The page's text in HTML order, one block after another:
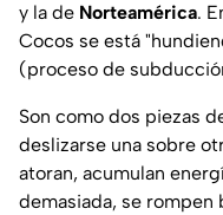
y la de Norteamérica.
Cocos se está
(proceso de
Son como dos piezas
deslizarse una sobre
atoran, acumulan
demasiada, se rompen